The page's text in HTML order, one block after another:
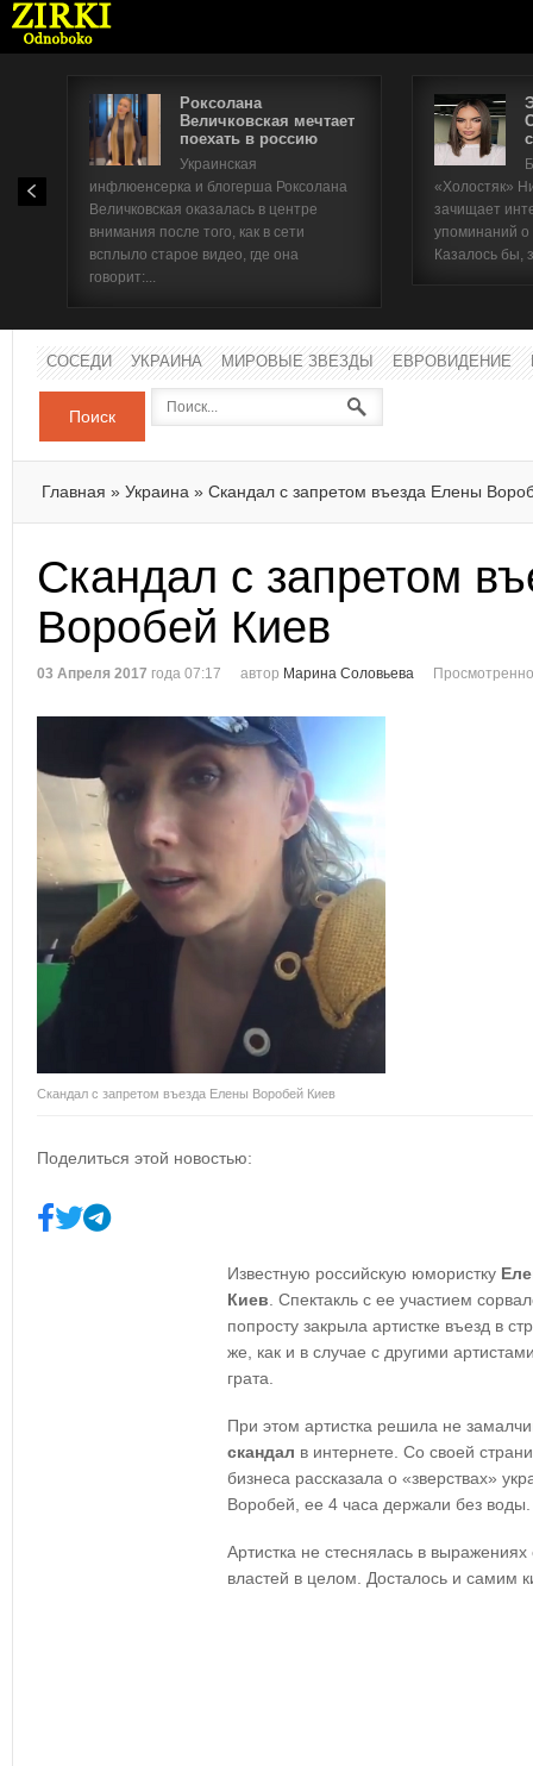
Роксолана
Величковская мечтает
поехать в россию
Украинская
инфлюенсерка и блогерша Роксолана
Величковская оказалась в центре
внимания после того, как в сети
всплыло старое видео, где она
говорит:...
«Холостяк»
зачищает
упоминаний
Казалось бы,
СОСЕДИ УКРАИНА МИРОВЫЕ ЗВЕЗДЫ ЕВРОВИДЕНИЕ
Поиск
Главная » Украина » Скандал с запретом въезда Елены
Скандал с запретом
Воробей Киев
03 Апреля 2017 года 07:17 автор Марина Соловьева
Скандал с запретом въезда Елены Воробей Киев
Поделиться этой новостью:
Известную российскую юмористку
Киев . Спектакль с ее участием
попросту закрыла артистке въезд в
же, как и в случае с другими
грата.
При этом артистка решила не
скандал в интернете. Со своей
бизнеса рассказала о «зверствах»
Воробей, ее 4 часа держали без воды.
Артистка не стеснялась в выражениях
властей в целом. Досталось и самим
Имя